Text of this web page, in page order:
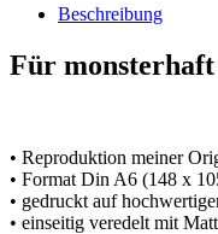
Beschreibung
Für
• Reproduktion meiner
• Format Din A6 (148 x
• gedruckt auf
• einseitig veredelt mit